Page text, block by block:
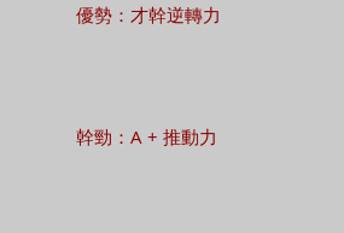
優勢：才幹逆轉力
幹勁：A + 推動力